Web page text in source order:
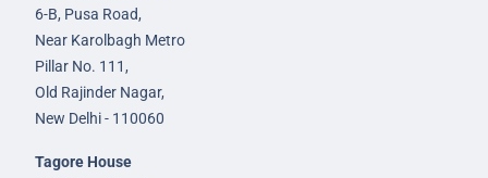
6-B, Pusa Road,
Near Karolbagh Metro
Pillar No. 111,
Old Rajinder Nagar,
New Delhi - 110060
Tagore House